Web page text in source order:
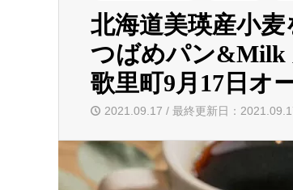
北海道美瑛産小
つばめパン&Milk
歌里町9月17日オ
2021.09.17 / 最終更新日：